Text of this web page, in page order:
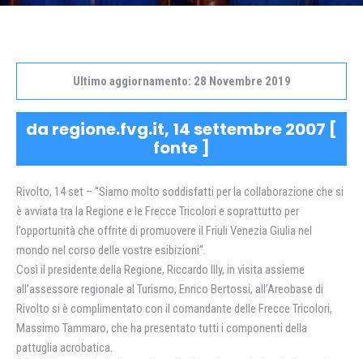
Ultimo aggiornamento: 28 Novembre 2019
da regione.fvg.it, 14 settembre 2007 [
fonte ]
Rivolto, 14 set – “Siamo molto soddisfatti per la collaborazione che si
è avviata tra la Regione e le Frecce Tricolori e soprattutto per
l’opportunità che offrite di promuovere il Friuli Venezia Giulia nel
mondo nel corso delle vostre esibizioni”.
Così il presidente della Regione, Riccardo Illy, in visita assieme
all’assessore regionale al Turismo, Enrico Bertossi, all’Areobase di
Rivolto si è complimentato con il comandante delle Frecce Tricolori,
Massimo Tammaro, che ha presentato tutti i componenti della
pattuglia acrobatica.